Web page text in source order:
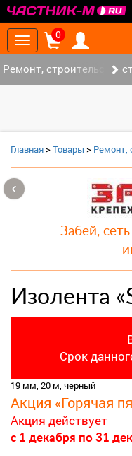
Toggle
navigation
0
Ремонт, строительство
Главная>Товары > Ремонт,
Забей,
Изолента
Срок
19 мм, 20 м, черный
Акция «Горячая
Акция действует
c 1 декабря по 31
‹